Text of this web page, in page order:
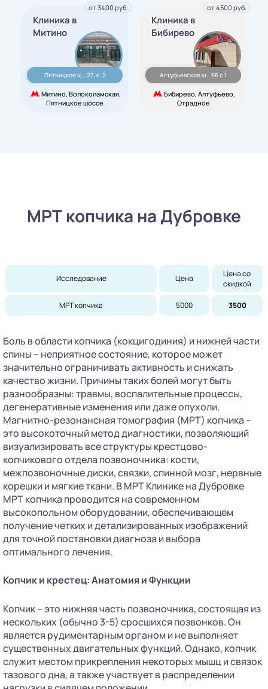
Клиника в
Митино
Пятницкое ш., 27, к. 2
Митино, Волоколамская,
Пятницкое шоссе
от 3400 руб.
Клиника в
Бибирево
Алтуфьевское ш., 66 с.1
Бибирево, Алтуфьево,
Отрадное
от 4500 руб.
МРТ копчика на Дубровке
Исследование Цена
Цена со
скидкой
МРТ копчика 5000 3500
Боль в области копчика (кокцигодиния) и нижней части
спины – неприятное состояние, которое может
значительно ограничивать активность и снижать
качество жизни. Причины таких болей могут быть
разнообразны: травмы, воспалительные процессы,
дегенеративные изменения или даже опухоли.
Магнитно-резонансная томография (МРТ) копчика –
это высокоточный метод диагностики, позволяющий
визуализировать все структуры крестцово-
копчикового отдела позвоночника: кости,
межпозвоночные диски, связки, спинной мозг, нервные
корешки и мягкие ткани. В МРТ Клинике на Дубровке
МРТ копчика проводится на современном
высокопольном оборудовании, обеспечивающем
получение четких и детализированных изображений
для точной постановки диагноза и выбора
оптимального лечения.
Копчик и крестец: Анатомия и Функции
Копчик – это нижняя часть позвоночника, состоящая из
нескольких (обычно 3-5) сросшихся позвонков. Он
является рудиментарным органом и не выполняет
существенных двигательных функций. Однако, копчик
служит местом прикрепления некоторых мышц и связок
тазового дна, а также участвует в распределении